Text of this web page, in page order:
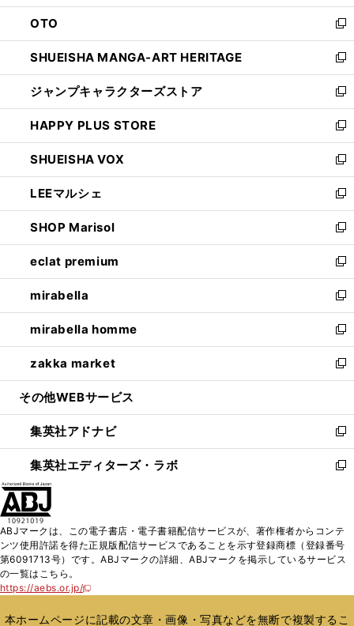
ウ
で
開
く
ン
ド
ウ
で
開
く
OTO
新
し
い
ウ
ィ
ン
ド
ウ
で
開
く
SHUEISHA MANGA-ART HERITAGE
新
し
い
ウ
ィ
ン
ド
ウ
で
開
く
ジャンプキャラクターズストア
新
し
い
ウ
ィ
ン
ド
ウ
で
開
く
HAPPY PLUS STORE
新
し
い
ウ
ィ
ン
ド
ウ
で
開
く
SHUEISHA VOX
新
し
い
ウ
ィ
ン
ド
ウ
で
開
く
LEEマルシェ
新
し
い
ウ
ィ
ン
ド
ウ
で
開
く
SHOP Marisol
新
し
い
ウ
ィ
ン
ド
ウ
で
開
eclat premium
新
し
い
ウ
ィ
ン
ド
ウ
開
く
mirabella
新
し
い
ウ
ィ
ン
ウ
で
開
く
mirabella homme
新
し
い
ウ
ン
ド
ウ
で
zakka market
新
し
ウ
ィ
ン
ド
く
その他WEBサービス
集英社アドナビ
新
し
い
ド
ウ
で
集英社エディターズ・ラボ
新
ィ
ン
ド
開
ABJマークは、この電子書店・電子書籍配信サービスが、著作権者からコンテ
ンツ使用許諾を得た正規版配信サービスであることを示す登録商標（登録番号
第6091713号）です。ABJマークの詳細、ABJマークを掲示しているサービス
の一覧はこちら。
https://aebs.or.jp/
新
い
本ホームページに記載の文章・画像・写真などを無断で複製するこ